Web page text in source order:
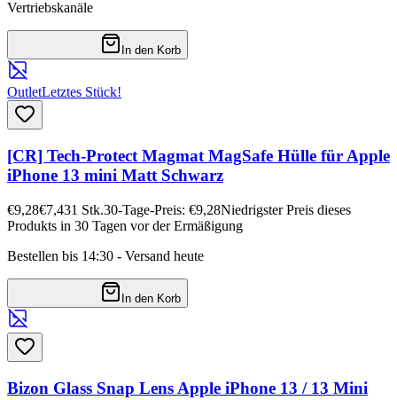
Vertriebskanäle
In den Korb
OutletLetztes Stück!
[CR] Tech-Protect Magmat MagSafe Hülle für Apple
iPhone 13 mini Matt Schwarz
€9,28€7,431 Stk.30-Tage-Preis: €9,28Niedrigster Preis dieses
Produkts in 30 Tagen vor der Ermäßigung
Bestellen bis 14:30 - Versand heute
In den Korb
Bizon Glass Snap Lens Apple iPhone 13 / 13 Mini